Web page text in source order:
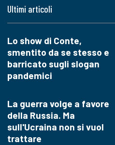
Ultimi articoli
Lo show di Conte,
smentito da se stesso e
barricato sugli slogan
pandemici
La guerra volge a favore
della Russia. Ma
sull'Ucraina non si vuol
trattare